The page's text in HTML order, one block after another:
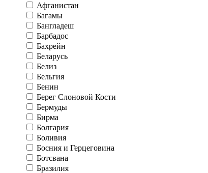
Афганистан
Багамы
Бангладеш
Барбадос
Бахрейн
Беларусь
Белиз
Бельгия
Бенин
Берег Слоновой Кости
Бермуды
Бирма
Болгария
Боливия
Босния и Герцеговина
Ботсвана
Бразилия